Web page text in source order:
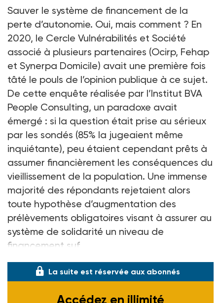
Sauver le système de financement de la
perte d’autonomie. Oui, mais comment ? En
2020, le Cercle Vulnérabilités et Société
associé à plusieurs partenaires (Ocirp, Fehap
et Synerpa Domicile) avait une première fois
tâté le pouls de l’opinion publique à ce sujet.
De cette enquête réalisée par l’Institut BVA
People Consulting, un paradoxe avait
émergé : si la question était prise au sérieux
par les sondés (85% la jugeaient même
inquiétante), peu étaient cependant prêts à
assumer financièrement les conséquences du
vieillissement de la population. Une immense
majorité des répondants rejetaient alors
toute hypothèse d’augmentation des
prélèvements obligatoires visant à assurer au
système de solidarité un niveau de
financement suf
La suite est réservée aux abonnés